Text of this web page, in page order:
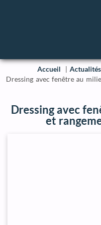
Accueil Actualités
Dressing avec fenêtre au
Dressing avec
et